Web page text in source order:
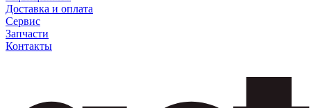
Доставка и оплата
Сервис
Запчасти
Контакты